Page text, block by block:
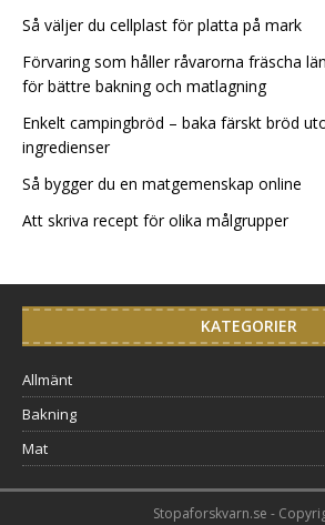
Så väljer du cellplast för platta på mark
Förvaring som håller råvarorna fräscha
för bättre bakning och matlagning
Enkelt campingbröd – baka färskt bröd
ingredienser
Så bygger du en matgemenskap online
Att skriva recept för olika målgrupper
KATEGORIER
Allmänt
Bakning
Mat
Stopaforskvarn.se -